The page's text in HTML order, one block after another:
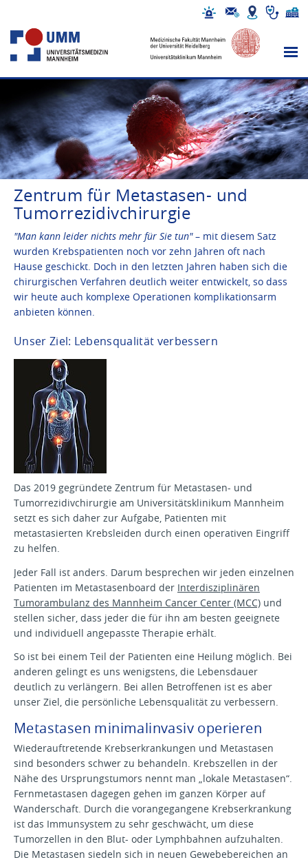
Zentrum für Metastasen- und
Tumorrezidivchirurgie
"Man kann leider nichts mehr für Sie tun"– mit diesem Satz
wurden Krebspatienten noch vor zehn Jahren oft nach
Hause geschickt. Doch in den letzten Jahren haben sich die
chirurgischen Verfahren deutlich weiter entwickelt, so dass
wir heute auch komplexe Operationen komplikationsarm
anbieten können.
Unser Ziel: Lebensqualität verbessern
Das 2019 gegründete Zentrum für Metastasen- und
Tumorrezidivchirurgie am Universitätsklinikum Mannheim
setzt es sich daher zur Aufgabe, Patienten mit
metastasierten Krebsleiden durch einen operativen Eingriff
zu helfen.
Jeder Fall ist anders. Darum besprechen wir jeden einzelnen
Patienten im Metastasenboard der Interdisziplinären
Tumorambulanz des Mannheim Cancer Center (MCC) und
stellen sicher, dass jeder die für ihn am besten geeignete
und individuell angepasste Therapie erhält.
So ist bei einem Teil der Patienten eine Heilung möglich. Bei
anderen gelingt es uns wenigstens, die Lebensdauer
deutlich zu verlängern. Bei allen Betroffenen ist es aber
unser Ziel, die persönliche Lebensqualität zu verbessern.
Metastasen minimalinvasiv operieren
Wiederauftretende Krebserkrankungen und Metastasen
sind besonders schwer zu behandeln. Krebszellen in der
Nähe des Ursprungstumors nennt man „lokale Metastasen“.
Fernmetastasen dagegen gehen im ganzen Körper auf
Wanderschaft. Durch die vorangegangene Krebserkrankung
ist das Immunsystem zu sehr geschwächt, um diese
Tumorzellen in den Blut- oder Lymphbahnen aufzuhalten.
Die Metastasen siedeln sich in neuen Gewebebereichen an